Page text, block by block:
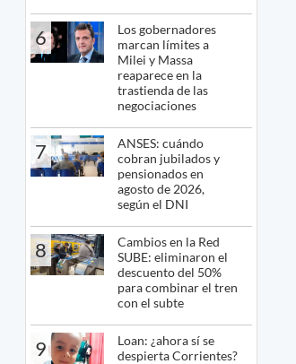
6
Los gobernadores
marcan límites a
Milei y Massa
reaparece en la
trastienda de las
negociaciones
7
ANSES: cuándo
cobran jubilados y
pensionados en
agosto de 2026,
según el DNI
8
Cambios en la Red
SUBE: eliminaron el
descuento del 50%
para combinar el tren
con el subte
9
Loan: ¿ahora sí se
despierta Corrientes?